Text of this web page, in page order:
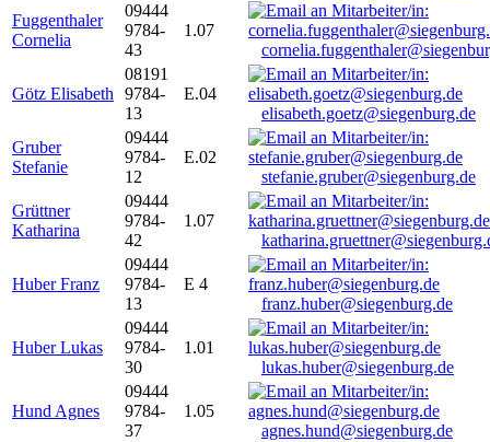
Fuggenthaler
Cornelia
09444
9784-
43
1.07
Götz Elisabeth
08191
9784-
13
E.04
elisabeth.goetz@siegenburg.de
Gruber
Stefanie
09444
9784-
12
E.02
stefanie.gruber@siegenburg.de
Grüttner
Katharina
09444
9784-
42
1.07
Huber Franz
09444
9784-
13
E 4
franz.huber@siegenburg.de
Huber Lukas
09444
9784-
30
1.01
lukas.huber@siegenburg.de
Hund Agnes
09444
9784-
37
1.05
agnes.hund@siegenburg.de